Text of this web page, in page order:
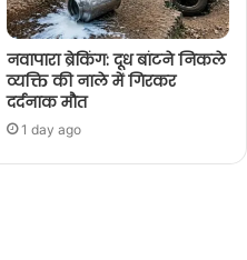
नवापारा ब्रेकिंग: दूध बांटने निकले
व्यक्ति की नाले में गिरकर
दर्दनाक मौत
1 day ago